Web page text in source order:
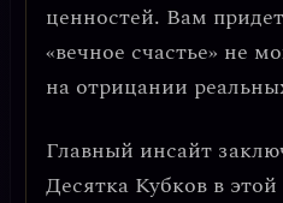
ценностей. Вам
«вечное счастье» не
на отрицании
Главный инсайт
Десятка Кубков в